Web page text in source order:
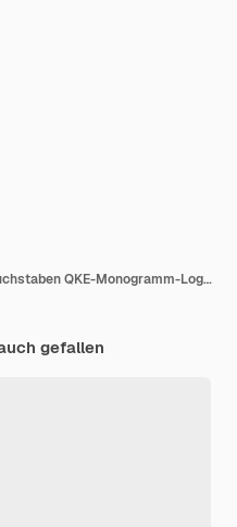
QKE-Logo-Design Anfangsbuchstaben QKE-Monogramm-Logo in sechseckiger Form
gefallen